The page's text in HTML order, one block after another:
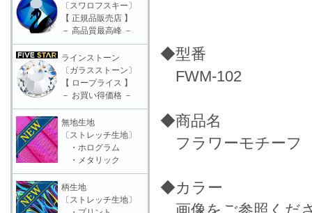
◆型番
FWM-102
◆商品名
フラワーモチーフ
◆カラー
〔スワロフスキー〕
【 正規品販売店 】
－ 高品質最高峰 －
ラインストーン
〔ガラスストーン〕
【 ロープライス 】
－ お買い得価格 －
無地生地
〔ストレッチ生地〕
・ホログラム
・メタリック
柄生地
〔ストレッチ生地〕